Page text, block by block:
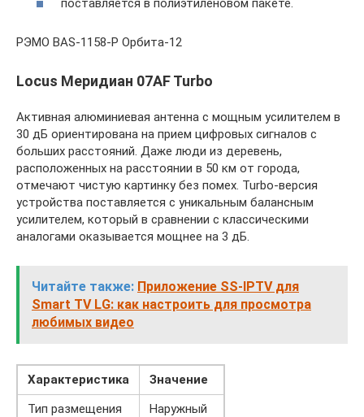
поставляется в полиэтиленовом пакете.
РЭМО BAS-1158-P Орбита-12
Locus Меридиан 07AF Turbo
Активная алюминиевая антенна с мощным усилителем в
30 дБ ориентирована на прием цифровых сигналов с
больших расстояний. Даже люди из деревень,
расположенных на расстоянии в 50 км от города,
отмечают чистую картинку без помех. Turbo-версия
устройства поставляется с уникальным балансным
усилителем, который в сравнении с классическими
аналогами оказывается мощнее на 3 дБ.
Читайте также: Приложение SS-IPTV для
Smart TV LG: как настроить для просмотра
любимых видео
Характеристика
Значение
Тип размещения
Наружный